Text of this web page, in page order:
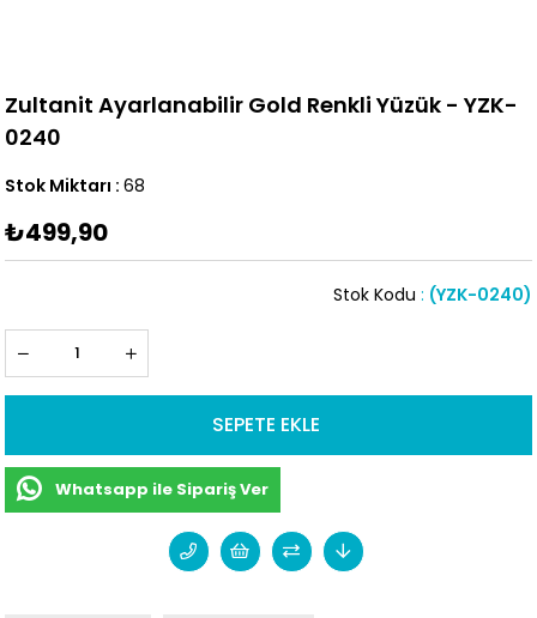
Zultanit Ayarlanabilir Gold Renkli Yüzük - YZK-
0240
Stok Miktarı : 68
₺499,90
(YZK-0240)
Stok Kodu
Whatsapp ile Sipariş Ver